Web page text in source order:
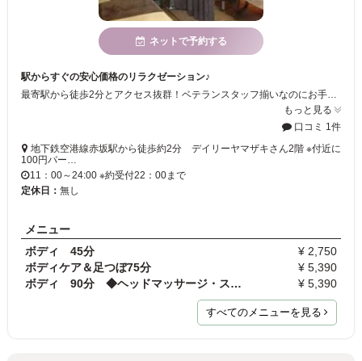
ネットで予約する
駅からすぐの安心価格のリラクゼーション♪
最寄駅から徒歩2分とアクセス抜群！ベテランスタッフ揃いなのにお手頃価格なので気軽に立ち寄れるリラクゼーションサロンです☆お客様のご来店を心よりお待ちしております♪
もっと見る
口コミ 1件
地下鉄空港線赤坂駅から徒歩約2分 デイリーヤマザキさん2階 ※付近に
100円パー…
11：00～24:00 ※約受付22：00まで
定休日： 無し
メニュー
ボディ 45分
¥ 2,750
ボディケア＆足つぼ75分
¥ 5,390
ボディ 90分 ◆ヘッドマッサージ・ストレッチ付
¥ 5,390
すべてのメニューを見る